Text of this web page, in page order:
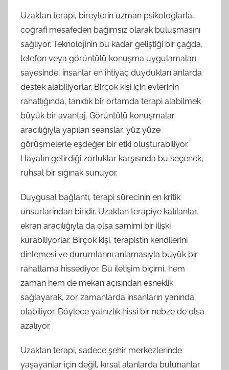
Uzaktan terapi, bireylerin uzman psikologlarla,
coğrafi mesafeden bağımsız olarak buluşmasını
sağlıyor. Teknolojinin bu kadar geliştiği bir çağda,
telefon veya görüntülü konuşma uygulamaları
sayesinde, insanlar en ihtiyaç duydukları anlarda
destek alabiliyorlar. Birçok kişi için evlerinin
rahatlığında, tanıdık bir ortamda terapi alabilmek
büyük bir avantaj. Görüntülü konuşmalar
aracılığıyla yapılan seanslar, yüz yüze
görüşmelerle eşdeğer bir etki oluşturabiliyor.
Hayatın getirdiği zorluklar karşısında bu seçenek,
ruhsal bir sığınak sunuyor.
Duygusal bağlantı, terapi sürecinin en kritik
unsurlarından biridir. Uzaktan terapiye katılanlar,
ekran aracılığıyla da olsa samimi bir ilişki
kurabiliyorlar. Birçok kişi, terapistin kendilerini
dinlemesi ve durumlarını anlamasıyla büyük bir
rahatlama hissediyor. Bu iletişim biçimi, hem
zaman hem de mekan açısından esneklik
sağlayarak, zor zamanlarda insanların yanında
olabiliyor. Böylece yalnızlık hissi bir nebze de olsa
azalıyor.
Uzaktan terapi, sadece şehir merkezlerinde
yaşayanlar için değil, kırsal alanlarda bulunanlar